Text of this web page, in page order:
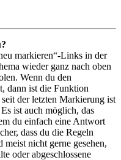
markieren“-Links in der
wieder ganz nach oben
Wenn du den
dann ist die Funktion
der letzten Markierung ist
ist auch möglich, das
du einfach eine Antwort
dass du die Regeln
meist nicht gerne gesehen,
oder abgeschlossene